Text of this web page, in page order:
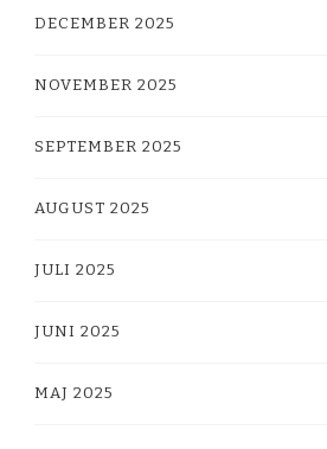
DECEMBER 2025
NOVEMBER 2025
SEPTEMBER 2025
AUGUST 2025
JULI 2025
JUNI 2025
MAJ 2025